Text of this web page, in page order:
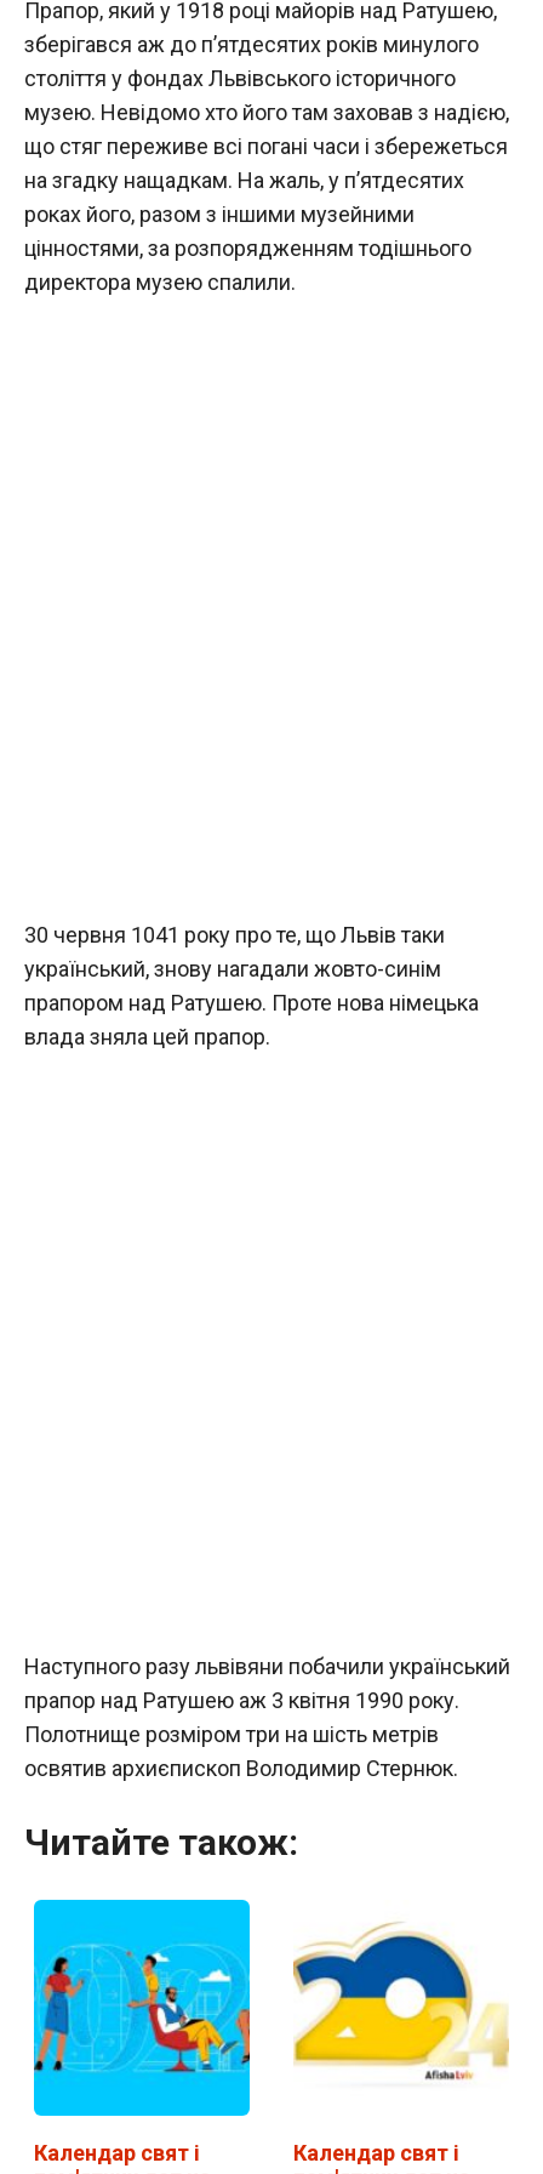
Прапор, який у 1918 році майорів над Ратушею,
зберігався аж до п’ятдесятих років минулого
століття у фондах Львівського історичного
музею. Невідомо хто його там заховав з надією,
що стяг переживе всі погані часи і збережеться
на згадку нащадкам. На жаль, у п’ятдесятих
роках його, разом з іншими музейними
цінностями, за розпорядженням тодішнього
директора музею спалили.
30 червня 1041 року про те, що Львів таки
український, знову нагадали жовто-синім
прапором над Ратушею. Проте нова німецька
влада зняла цей прапор.
Наступного разу львівяни побачили український
прапор над Ратушею аж 3 квітня 1990 року.
Полотнище розміром три на шість метрів
освятив архиєпископ Володимир Стернюк.
Читайте також:
Календар свят і
Календар свят і